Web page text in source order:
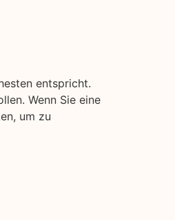
entspricht.
Wenn Sie eine
um zu